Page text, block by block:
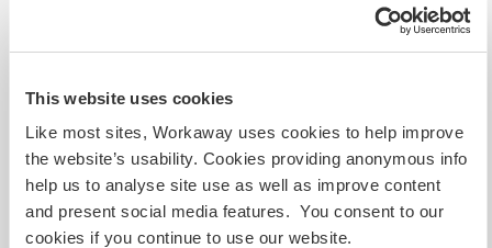
This website uses cookies
Like most sites, Workaway uses cookies to help improve
the website’s usability. Cookies providing anonymous info
help us to analyse site use as well as improve content
and present social media features. You consent to our
cookies if you continue to use our website.
And always every contribution is welcome.
We hope to provide food and camping space
and people who will make our life project more
nutritious and diverse.
*****
Puedes acampar bajo de arboles nativos o en